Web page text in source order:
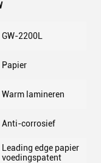
GW-2200L
Papier
Warm lamineren
Anti-corrosief
Leading edge papier
voedingspatent